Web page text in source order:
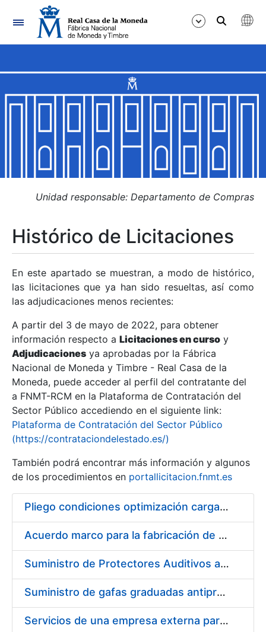
Navegación
Mostrar/Ocultar
Mostrar/Ocultar
Mostrar/Ocultar
Mostrar/Ocultar
Mostrar/Ocultar
Mostrar/Ocultar
Unidad responsable: Departamento de Compras
Histórico de Licitaciones
En este apartado se muestran, a modo de histórico,
las licitaciones que ya han sido resueltas, así como
las adjudicaciones menos recientes:
A partir del 3 de mayo de 2022, para obtener
información respecto a Licitaciones en curso y
Adjudicaciones ya aprobadas por la Fábrica
Nacional de Moneda y Timbre - Real Casa de la
Moneda, puede acceder al perfil del contratante del
a FNMT-RCM en la Plataforma de Contratación del
Sector Público accediendo en el siguiente link:
Plataforma de Contratación del Sector Público
(https://contrataciondelestado.es/)
También podrá encontrar más información y algunos
de los procedimientos en portallicitacion.fnmt.es
Pliego condiciones optimización cargas compras firmado
Acuerdo marco para la fabricación de piezas
Suministro de Protectores Auditivos a medida para las personas trabajadoras de los Centros de Trabajo de Madrid y Burgos
Suministro de gafas graduadas antiproyecciones para los trabajadores de la FNMT-RCM en los centros de trabajo de Madrid y Burgos
Servicios de una empresa externa para el asesoramiento y resolución de los recursos de alzada que se presentan relacionados con procesos de selección para la FNMT-RCM